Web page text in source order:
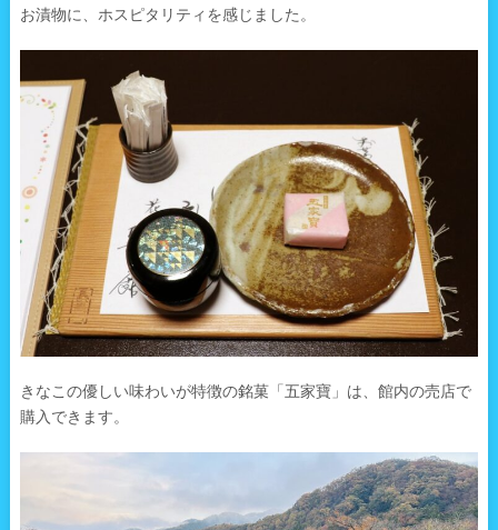
お漬物に、ホスピタリティを感じました。
きなこの優しい味わいが特徴の銘菓「五家寶」は、館内の売店で
購入できます。